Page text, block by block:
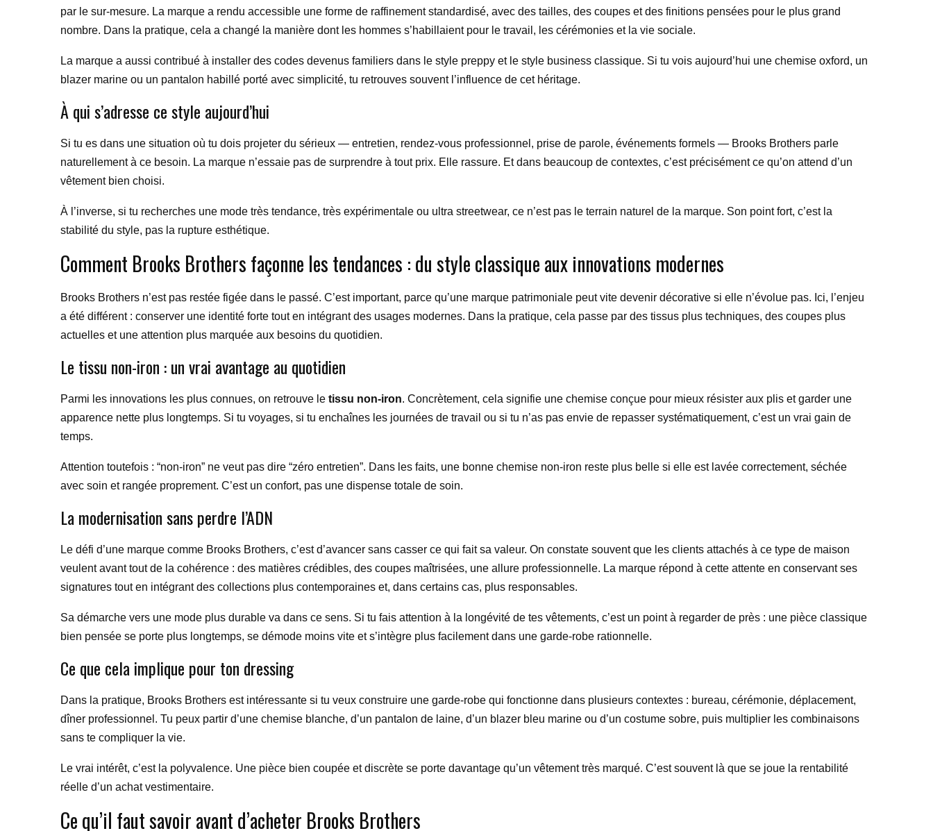
par le sur-mesure. La marque a rendu accessible une forme de raffinement standardisé, avec des tailles, des coupes et des finitions pensées pour le plus grand
nombre. Dans la pratique, cela a changé la manière dont les hommes s’habillaient pour le travail, les cérémonies et la vie sociale.
La marque a aussi contribué à installer des codes devenus familiers dans le style preppy et le style business classique. Si tu vois aujourd’hui une chemise oxford, un
blazer marine ou un pantalon habillé porté avec simplicité, tu retrouves souvent l’influence de cet héritage.
À qui s’adresse ce style aujourd’hui
Si tu es dans une situation où tu dois projeter du sérieux — entretien, rendez-vous professionnel, prise de parole, événements formels — Brooks Brothers parle
naturellement à ce besoin. La marque n’essaie pas de surprendre à tout prix. Elle rassure. Et dans beaucoup de contextes, c’est précisément ce qu’on attend d’un
vêtement bien choisi.
À l’inverse, si tu recherches une mode très tendance, très expérimentale ou ultra streetwear, ce n’est pas le terrain naturel de la marque. Son point fort, c’est la
stabilité du style, pas la rupture esthétique.
Comment Brooks Brothers façonne les tendances : du style classique aux innovations modernes
Brooks Brothers n’est pas restée figée dans le passé. C’est important, parce qu’une marque patrimoniale peut vite devenir décorative si elle n’évolue pas. Ici, l’enjeu
a été différent : conserver une identité forte tout en intégrant des usages modernes. Dans la pratique, cela passe par des tissus plus techniques, des coupes plus
actuelles et une attention plus marquée aux besoins du quotidien.
Le tissu non-iron : un vrai avantage au quotidien
Parmi les innovations les plus connues, on retrouve le tissu non-iron. Concrètement, cela signifie une chemise conçue pour mieux résister aux plis et garder une
apparence nette plus longtemps. Si tu voyages, si tu enchaînes les journées de travail ou si tu n’as pas envie de repasser systématiquement, c’est un vrai gain de
temps.
Attention toutefois : “non-iron” ne veut pas dire “zéro entretien”. Dans les faits, une bonne chemise non-iron reste plus belle si elle est lavée correctement, séchée
avec soin et rangée proprement. C’est un confort, pas une dispense totale de soin.
La modernisation sans perdre l’ADN
Le défi d’une marque comme Brooks Brothers, c’est d’avancer sans casser ce qui fait sa valeur. On constate souvent que les clients attachés à ce type de maison
veulent avant tout de la cohérence : des matières crédibles, des coupes maîtrisées, une allure professionnelle. La marque répond à cette attente en conservant ses
signatures tout en intégrant des collections plus contemporaines et, dans certains cas, plus responsables.
Sa démarche vers une mode plus durable va dans ce sens. Si tu fais attention à la longévité de tes vêtements, c’est un point à regarder de près : une pièce classique
bien pensée se porte plus longtemps, se démode moins vite et s’intègre plus facilement dans une garde-robe rationnelle.
Ce que cela implique pour ton dressing
Dans la pratique, Brooks Brothers est intéressante si tu veux construire une garde-robe qui fonctionne dans plusieurs contextes : bureau, cérémonie, déplacement,
dîner professionnel. Tu peux partir d’une chemise blanche, d’un pantalon de laine, d’un blazer bleu marine ou d’un costume sobre, puis multiplier les combinaisons
sans te compliquer la vie.
Le vrai intérêt, c’est la polyvalence. Une pièce bien coupée et discrète se porte davantage qu’un vêtement très marqué. C’est souvent là que se joue la rentabilité
réelle d’un achat vestimentaire.
Ce qu’il faut savoir avant d’acheter Brooks Brothers